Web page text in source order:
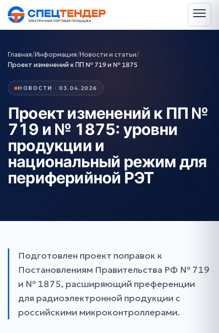
Главная/Информация/Новости и статьи/
Проект изменений к ПП № 719 и № 1875
НОВОСТИ · 03.04.2026
Проект изменений к ПП №
719 и № 1875: уровни
продукции и
национальный режим для
периферийной РЭТ
Подготовлен проект поправок к
Постановлениям Правительства РФ № 719
и № 1875, расширяющий преференции
для радиоэлектронной продукции с
российскими микроконтроллерами.